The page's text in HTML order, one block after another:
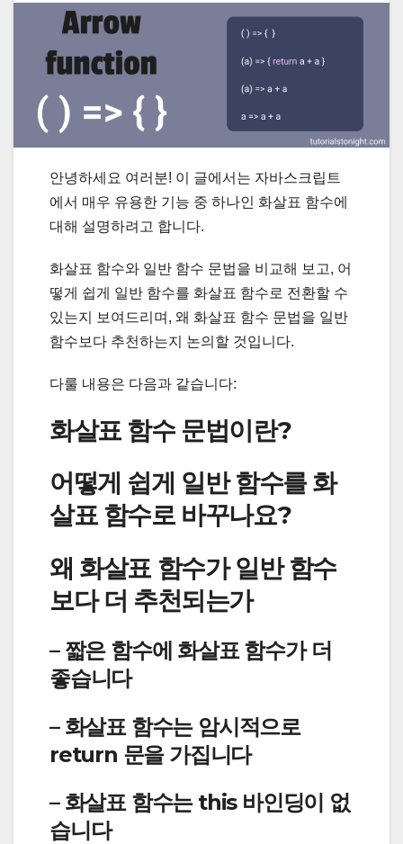
안녕하세요 여러분! 이 글에서는 자바스크립트
에서 매우 유용한 기능 중 하나인 화살표 함수에
대해 설명하려고 합니다.
화살표 함수와 일반 함수 문법을 비교해 보고, 어
떻게 쉽게 일반 함수를 화살표 함수로 전환할 수
있는지 보여드리며, 왜 화살표 함수 문법을 일반
함수보다 추천하는지 논의할 것입니다.
다룰 내용은 다음과 같습니다:
화살표 함수 문법이란?
어떻게 쉽게 일반 함수를 화
살표 함수로 바꾸나요?
왜 화살표 함수가 일반 함수
보다 더 추천되는가
– 짧은 함수에 화살표 함수가 더
좋습니다
– 화살표 함수는 암시적으로
return 문을 가집니다
– 화살표 함수는 this 바인딩이 없
습니다